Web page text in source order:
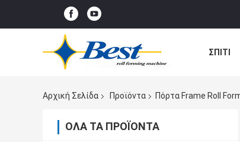
ΣΠΊΤΙ
Αρχική Σελίδα
Προϊόντα Πόρτα Frame Roll
ΌΛΑ ΤΑ ΠΡΟΪΌΝΤΑ